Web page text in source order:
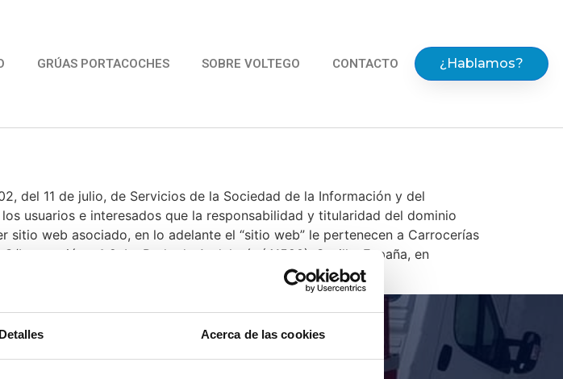
Detalles Acerca de las cookies
GRÚAS PORTACOCHES SOBRE VOLTEGO CONTACTO ¿Hablamos?
del 11 de julio, de Servicios de la Sociedad de la Información y del
usuarios e interesados que la responsabilidad y titularidad del dominio
sitio web asociado, en lo adelante el “sitio web” le pertenecen a Carrocerías
Innovación n.º 2, La Roda de Andalucía (41590), Sevilla, España, en
de contacto es